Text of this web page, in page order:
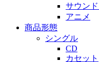
サウン
アニメ
商品形態
シングル
CD
カセット